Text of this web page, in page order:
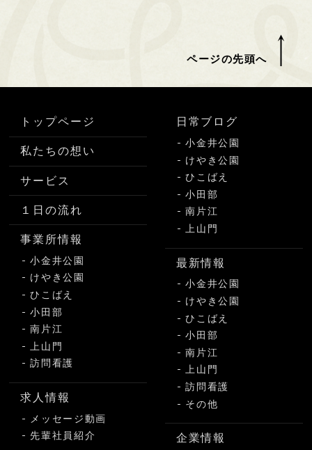
ページの先頭へ
トップページ
私たちの想い
サービス
１日の流れ
事業所情報
小金井公園
けやき公園
ひこばえ
小田部
南片江
上山門
訪問看護
求人情報
メッセージ動画
先輩社員紹介
日常ブログ
小金井公園
けやき公園
ひこばえ
小田部
南片江
上山門
最新情報
小金井公園
けやき公園
ひこばえ
小田部
南片江
上山門
訪問看護
その他
企業情報